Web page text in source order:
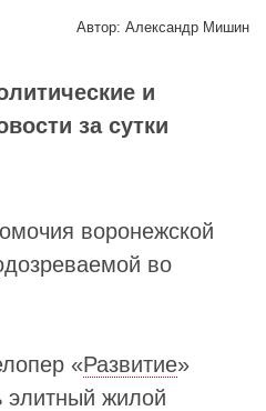
Автор: Александр Мишин
и
за сутки
воронежской
во
«Развитие»
элитный жилой